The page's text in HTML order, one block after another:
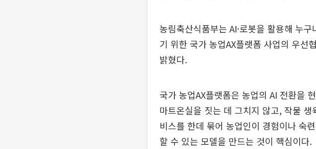
농림축산식품부는 AI·로봇을 활용해 누
기 위한 국가 농업AX플랫폼 사업의 우선
밝혔다.
국가 농업AX플랫폼은 농업의 AI 전환을
마트온실을 짓는 데 그치지 않고, 작물
비스를 한데 묶어 농업인이 경험이나 숙
할 수 있는 모델을 만드는 것이 핵심이다.